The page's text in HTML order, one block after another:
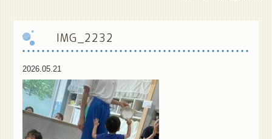
護者様専用ブログ
IMG_2232
2026.05.21